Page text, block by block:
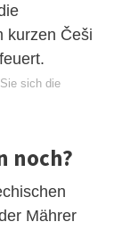
kurzen Češi
sich die
noch?
Mährer